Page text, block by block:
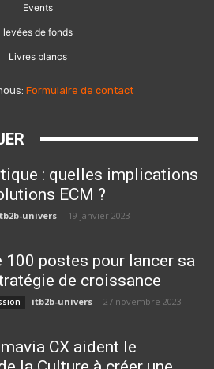
Events
levées de fonds
Livres blancs
Formulaire de contact
: quelles implications
ECM ?
univers - 19 janvier 2023
100 postes pour lancer sa
de croissance
itb2b-univers - 27 novembre 2023
CX aident le